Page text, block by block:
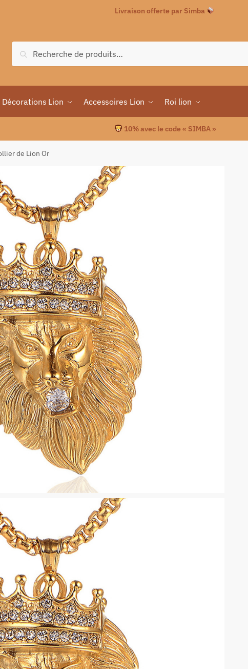
Livraison offerte par Simba
Recherche
Décorations Lion Accessoires Lion Roi lion
10% avec le code « SIMBA »
de Lion Or